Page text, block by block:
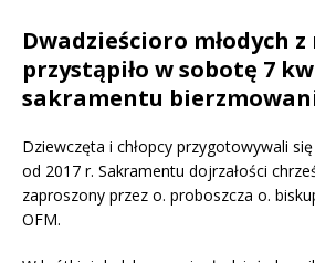
Dwadzieścioro młodych
przystąpiło w sobotę 7
sakramentu
Dziewczęta i chłopcy przygotowywali
od 2017 r. Sakramentu dojrzałości
zaproszony przez o. proboszcza o.
OFM.